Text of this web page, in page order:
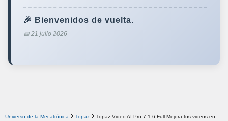
🎉 Bienvenidos de vuelta.
📅 21 julio 2026
Universo de la Mecatrónica Topaz
Topaz Video AI Pro 7.1.6 Full Mejora tus videos en